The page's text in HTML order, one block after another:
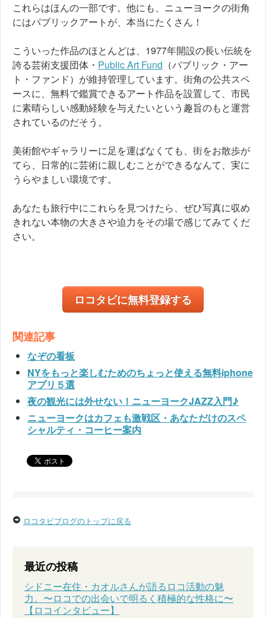
これらはほんの一部です。他にも、ニューヨークの街角
にはパブリックアートが、本当にたくさん！
こういった作品のほとんどは、1977年開設の長い伝統を
誇る芸術支援団体・ Public Art Fund （パブリック・アー
ト・ファンド）が維持管理しています。 街角の公共スペ
ースに、無料で鑑賞できるアート作品を設置して、市民
に素晴らしい感動経験を与えたいという趣旨のもと運営
されているのだそう。
美術館やギャラリーに足を運ばなくても、街をお散歩が
てら、日常的に芸術に親しむことができるなんて、実に
うらやましい環境です。
あなたも旅行中にこれらを見つけたら、ぜひ写真に収め
きれない本物の大きさや迫力をその場で感じてみてくだ
さい。
ロコタビに無料登録する
関連記事
なぞの看板
NYをもっと楽しむためのちょっと使える無料iphone
アプリ５選
夜の観光には外せない！ニューヨークJAZZ入門♪
ニューヨークはカフェも激戦区・あなただけのスペ
シャルティ・コーヒー案内
ロコタビブログのトップに戻る
最近の投稿
シドニー在住・カオルさんが語るロコ活動の魅
力。〜ロコでの出会いで明るく積極的な性格に〜
【ロコインタビュー】